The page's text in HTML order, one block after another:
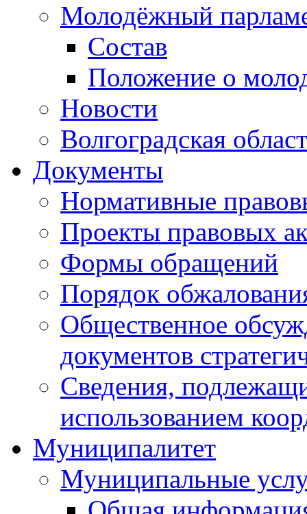
Молодёжный
Состав
Положение о
Новости
Волгоградская
Документы
Нормативные
Проекты правовых
Формы обращений
Порядок
Общественное
документов
Сведения,
использованием
Муниципалитет
Муниципальные